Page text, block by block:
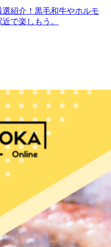
紹介！黒毛和牛やホルモ
で楽しもう。